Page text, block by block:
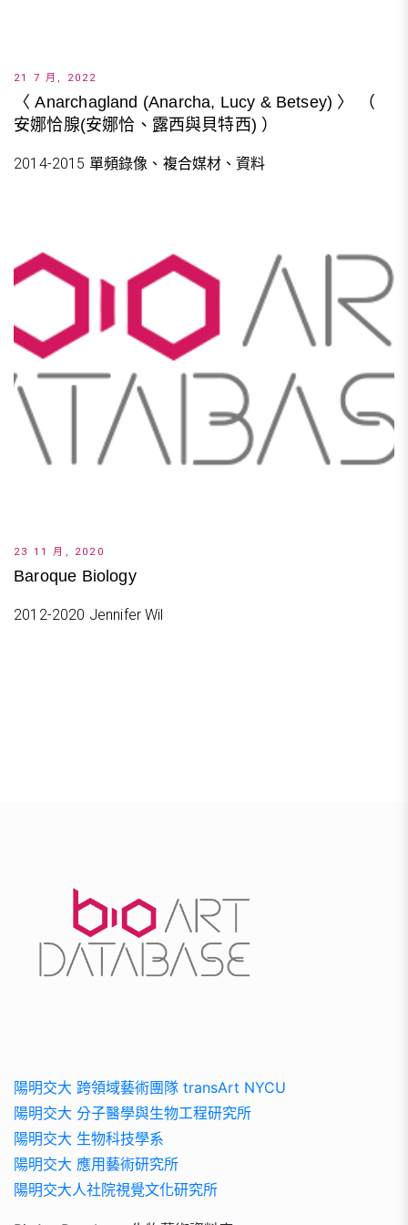
21 7 月, 2022
〈 Anarchagland (Anarcha, Lucy & Betsey) 〉 （
安娜恰腺(安娜恰、露西與貝特西) ）
2014-2015 單頻錄像、複合媒材、資料
23 11 月, 2020
Baroque Biology
2012-2020 Jennifer Wil
陽明交大 跨領域藝術團隊 transArt NYCU
陽明交大 分子醫學與生物工程研究所
陽明交大 生物科技學系
陽明交大 應用藝術研究所
陽明交大人社院視覺文化研究所